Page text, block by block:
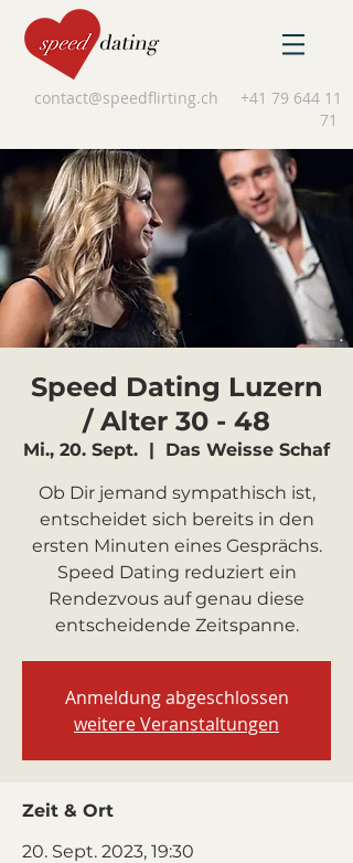
contact@speedflirting.ch
+41 79 644 11
71
Speed Dating Luzern
/ Alter 30 - 48
Mi., 20. Sept.
  |
Das Weisse Schaf
Ob Dir jemand sympathisch ist,
entscheidet sich bereits in den
ersten Minuten eines Gesprächs.
Speed Dating reduziert ein
Rendezvous auf genau diese
entscheidende Zeitspanne.
Anmeldung abgeschlossen
weitere Veranstaltungen
Zeit & Ort
20. Sept. 2023, 19:30